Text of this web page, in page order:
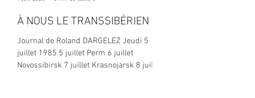
À NOUS LE TRANSSIBÉRIEN
Journal de Roland DARGELEZ Jeudi 5
juillet 1985 5 juillet Perm 6 juillet
Novossibirsk 7 juillet Krasnojarsk 8 juillet